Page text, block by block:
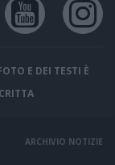
E DEI TESTI È
ARCHIVIO NOTIZIE